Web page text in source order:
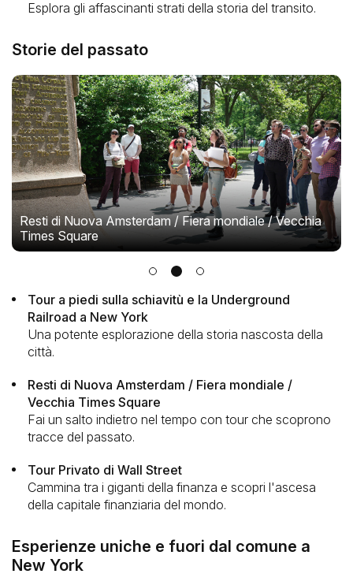
Esplora gli affascinanti strati della storia del transito.
Storie del passato
Resti di Nuova Amsterdam / Fiera mondiale / Vecchia
Times Square
Tour a piedi sulla schiavitù e la Underground
Railroad a New York
Una potente esplorazione della storia nascosta della
città.
Resti di Nuova Amsterdam / Fiera mondiale /
Vecchia Times Square
Fai un salto indietro nel tempo con tour che scoprono
tracce del passato.
Tour Privato di Wall Street
Cammina tra i giganti della finanza e scopri l'ascesa
della capitale finanziaria del mondo.
Esperienze uniche e fuori dal comune a
New York